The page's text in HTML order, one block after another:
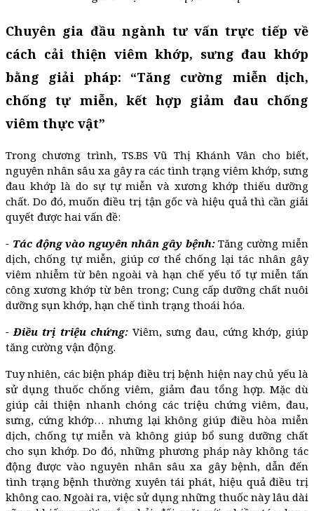
Chuyên gia đầu ngành tư vấn trực tiếp về
cách cải thiện viêm khớp, sưng đau khớp
bằng giải pháp: “Tăng cường miễn dịch,
chống tự miễn, kết hợp giảm đau chống
viêm thực vật”
Trong chương trình, TS.BS Vũ Thị Khánh Vân cho biết,
nguyên nhân sâu xa gây ra các tình trạng viêm khớp, sưng
đau khớp là do sự tự miễn và xương khớp thiếu dưỡng
chất. Do đó, muốn điều trị tận gốc và hiệu quả thì cần giải
quyết được hai vấn đề:
- Tác động vào nguyên nhân gây bệnh:Tăng cường miễn
dịch, chống tự miễn, giúp cơ thể chống lại tác nhân gây
viêm nhiễm từ bên ngoài và hạn chế yếu tố tự miễn tấn
công xương khớp từ bên trong; Cung cấp dưỡng chất nuôi
dưỡng sụn khớp, hạn chế tình trạng thoái hóa.
- Điều trị triệu chứng:Viêm, sưng đau, cứng khớp, giúp
tăng cường vận động.
Tuy nhiên, các biện pháp điều trị bệnh hiện nay chủ yếu là
sử dụng thuốc chống viêm, giảm đau tổng hợp. Mặc dù
giúp cải thiện nhanh chóng các triệu chứng viêm, đau,
sưng, cứng khớp… nhưng lại không giúp điều hòa miễn
dịch, chống tự miễn và không giúp bổ sung dưỡng chất
cho sụn khớp. Do đó, những phương pháp này không tác
động được vào nguyên nhân sâu xa gây bệnh, dẫn đến
tình trạng bệnh thường xuyên tái phát, hiệu quả điều trị
không cao. Ngoài ra, việc sử dụng những thuốc này lâu dài